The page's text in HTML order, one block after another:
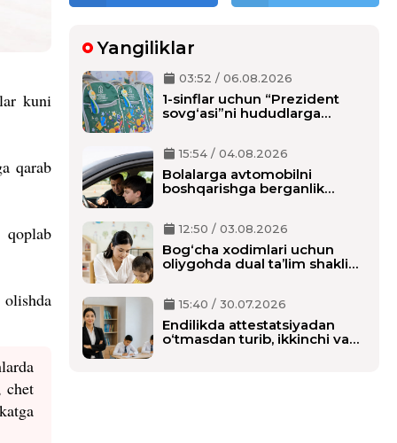
kuni
qarab
qoplab
chet
Yangiliklar
03:52 / 06.08.2026
1-sinflar uchun “Prezident
sovg‘asi”ni hududlarga
yetkaziladi?
15:54 / 04.08.2026
Bolalarga avtomobilni
boshqarishga berganlik
12:50 / 03.08.2026
Bog‘cha xodimlari uchun
oliygohda dual ta’lim shaklida
15:40 / 30.07.2026
Endilikda attestatsiyadan
o‘tmasdan turib, ikkinchi va